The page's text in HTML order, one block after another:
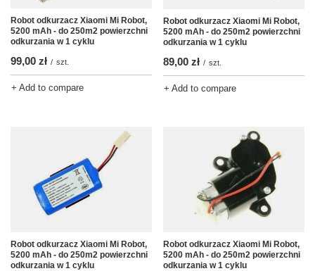
Robot odkurzacz Xiaomi Mi Robot,
5200 mAh - do 250m2 powierzchni
odkurzania w 1 cyklu
99,00 zł / szt.
+ Add to compare
Robot odkurzacz Xiaomi Mi Robot,
5200 mAh - do 250m2 powierzchni
odkurzania w 1 cyklu
89,00 zł / szt.
+ Add to compare
Robot odkurzacz Xiaomi Mi Robot,
5200 mAh - do 250m2 powierzchni
odkurzania w 1 cyklu
Robot odkurzacz Xiaomi Mi Robot,
5200 mAh - do 250m2 powierzchni
odkurzania w 1 cyklu